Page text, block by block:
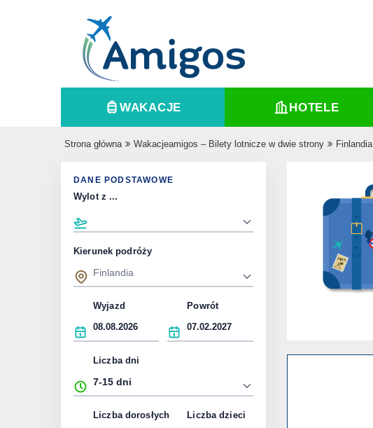
WAKACJE HOTELE
Strona główna Wakacjeamigos – Bilety lotnicze w dwie strony Finlandia
DANE PODSTAWOWE
Wylot z ...
Kierunek podróży
Wyjazd Powrót
Liczba dni
Liczba dorosłych Liczba dzieci